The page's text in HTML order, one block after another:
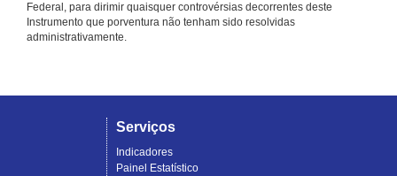
Federal, para dirimir quaisquer controvérsias decorrentes deste
Instrumento que porventura não tenham sido resolvidas
administrativamente.
Serviços
Indicadores
Painel Estatístico